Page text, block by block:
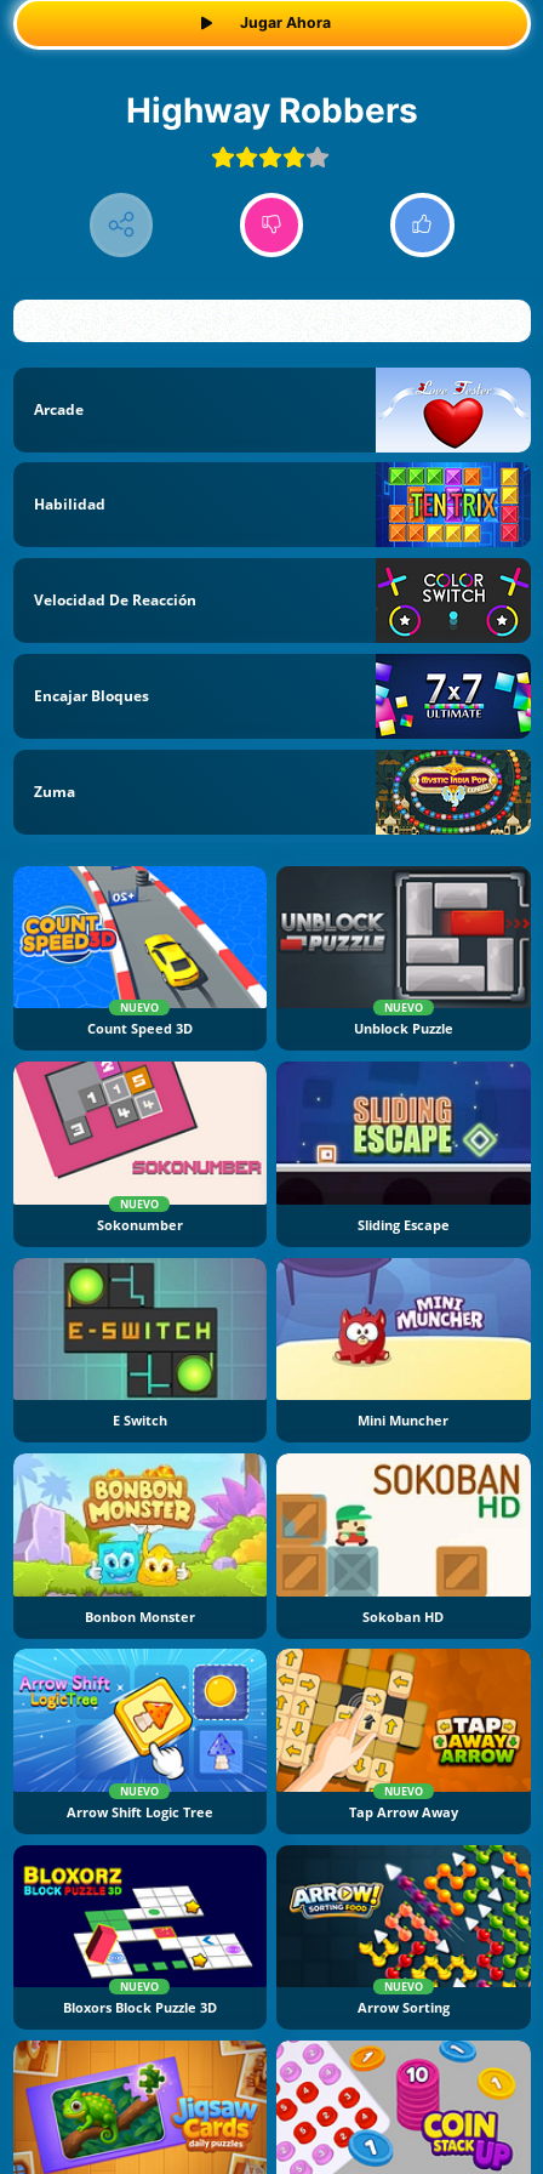
Jugar Ahora
Highway Robbers
Arcade
Habilidad
Velocidad De Reacción
Encajar Bloques
Zuma
NUEVO
Count Speed 3D
NUEVO
Unblock Puzzle
NUEVO
Sokonumber Sliding Escape
E Switch Mini Muncher
Bonbon Monster Sokoban HD
NUEVO
Arrow Shift Logic Tree
NUEVO
Tap Arrow Away
NUEVO
Bloxors Block Puzzle 3D
NUEVO
Arrow Sorting